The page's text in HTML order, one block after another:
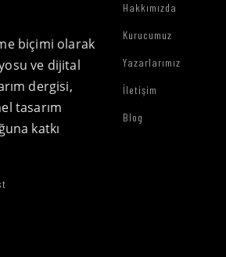
biçimi olarak
ve dijital
dergisi,
tasarım
katkı
Hakkımızda
Kurucumuz
Yazarlarımız
İletişim
Blog